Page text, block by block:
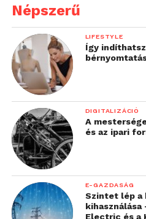
Népszerű
LIFESTYLE
Így
DIGITALIZÁCIÓ
A
és az ipari
E-GAZDASÁG
Szintet lép a
Electric és a